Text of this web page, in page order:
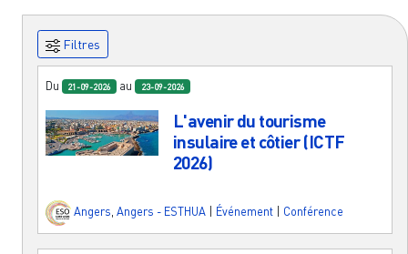
Filtres
Du 21-09-2026 au 23-09-2026
L'avenir du tourisme
insulaire et côtier (ICTF
2026)
Angers Angers - ESTHUA Événement Conférence